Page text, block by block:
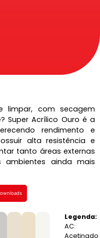
limpar, com secagem
Super Acrílico Ouro é a
rendimento e
alta resistência e
tanto áreas externas
ambientes ainda mais
Legenda:
AC:
Acetinado